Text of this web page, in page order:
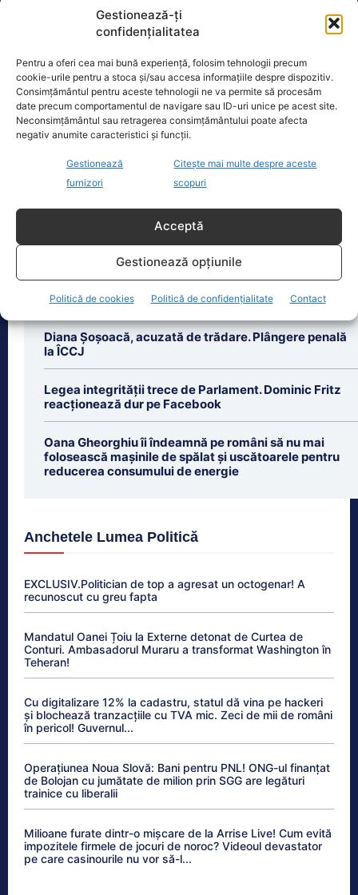
Gestionează-ți
confidențialitatea
Pentru a oferi cea mai bună experiență, folosim tehnologii precum
cookie-urile pentru a stoca și/sau accesa informațiile despre dispozitiv.
Consimțământul pentru aceste tehnologii ne va permite să procesăm
date precum comportamentul de navigare sau ID-uri unice pe acest site.
Neconsimțământul sau retragerea consimțământului poate afecta
negativ anumite caracteristici și funcții.
Gestionează
furnizori
Citește mai multe despre aceste
scopuri
Acceptă
Gestionează opțiunile
Politică de cookies Politică de confidențialitate Contact
Oficiul de Știri
Copil din Reghin, salvat după ce și-a prins mâna în
mașina…
trecut printr-un moment dramatic,
vineri, după ce și-a prins mâna
Ultimele știri
Diana Șoșoacă, acuzată de trădare. Plângere penală
la ÎCCJ
Legea integrității trece de Parlament. Dominic Fritz
reacționează dur pe Facebook
Oana Gheorghiu îi îndeamnă pe români să nu mai
folosească mașinile de spălat și uscătoarele pentru
reducerea consumului de energie
Anchetele Lumea Politică
EXCLUSIV.Politician de top a agresat un octogenar! A
recunoscut cu greu fapta
Mandatul Oanei Țoiu la Externe detonat de Curtea de
Conturi. Ambasadorul Muraru a transformat Washington în
Teheran!
Cu digitalizare 12% la cadastru, statul dă vina pe hackeri
și blochează tranzacțiile cu TVA mic. Zeci de mii de români
în pericol! Guvernul...
Operațiunea Noua Slovă: Bani pentru PNL! ONG-ul finanțat
de Bolojan cu jumătate de milion prin SGG are legături
trainice cu liberalii
Milioane furate dintr-o mișcare de la Arrise Live! Cum evită
impozitele firmele de jocuri de noroc? Videoul devastator
pe care casinourile nu vor să-l...